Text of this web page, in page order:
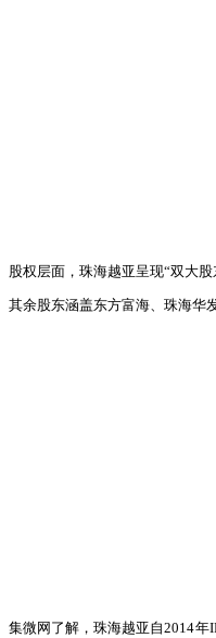
股权层面，珠海越亚呈现“双大
其余股东涵盖东方富海、珠海华
集微网了解，珠海越亚自2014